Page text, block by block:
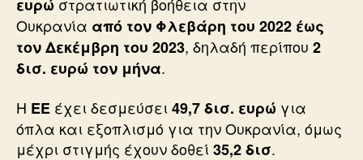
ευρώ
Ουκρανία από τον Φλεβάρη του 2022 έως
τον Δεκέμβρη του 2023, δηλαδή περίπου 2
δισ. ευρώ τον μήνα.
Η ΕΕ έχει δεσμεύσει49,7 δισ. ευρώ για
όπλα και εξοπλισμό για την Ουκρανία, όμως
μέχρι στιγμής έχουν δοθεί35,2 δισ.